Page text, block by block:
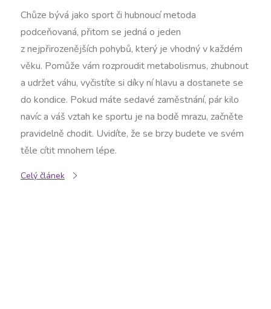
Chůze bývá jako sport či hubnoucí metoda
podceňovaná, přitom se jedná o jeden
z nejpřirozenějších pohybů, který je vhodný v každém
věku. Pomůže vám rozproudit metabolismus, zhubnout
a udržet váhu, vyčistíte si díky ní hlavu a dostanete se
do kondice. Pokud máte sedavé zaměstnání, pár kilo
navíc a váš vztah ke sportu je na bodě mrazu, začněte
pravidelně chodit. Uvidíte, že se brzy budete ve svém
těle cítit mnohem lépe.
Celý článek